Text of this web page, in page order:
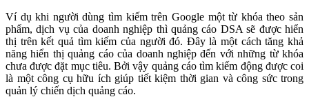
Ví dụ khi người dùng tìm kiếm trên Google một từ khóa theo sản
phẩm, dịch vụ của doanh nghiệp thì quảng cáo DSA sẽ được hiển
thị trên kết quả tìm kiếm của người đó. Đây là một cách tăng khả
năng hiển thị quảng cáo của doanh nghiệp đến với những từ khóa
chưa được đặt mục tiêu. Bởi vậy quảng cáo tìm kiếm động được coi
là một công cụ hữu ích giúp tiết kiệm thời gian và công sức trong
quản lý chiến dịch quảng cáo.